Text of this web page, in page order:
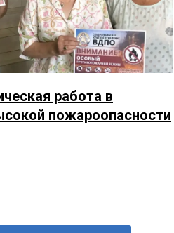
работа в
пожароопасности